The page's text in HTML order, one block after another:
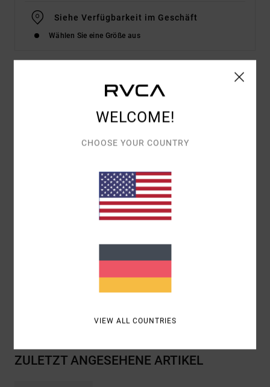
Siehe Verfügbarkeit im Geschäft
Wählen Sie eine Größe aus
Details & Funktionen
Frauen Rosa T-Shirt
EVJZT00175 Farbcode mfw0
Bio-Baumwolle [160 g/m2]
Bequemer Relaxed-Fit
Siebdruck-Artwork vorne und hinten von ANP-
Zusammensetzung[Hauptstoff] 100 % Bio-Baumwolle
ZULETZT ANGESEHENE ARTIKEL
WELCOME!
CHOOSE YOUR COUNTRY
VIEW ALL COUNTRIES